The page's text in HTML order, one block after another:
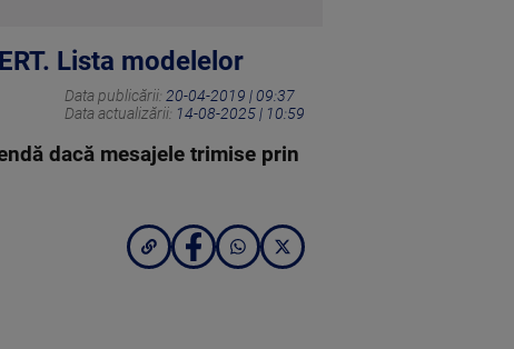
Lista modelelor
Data publicării: 20-04-2019 | 09:37
Data actualizării: 14-08-2025 | 10:59
dacă mesajele trimise prin